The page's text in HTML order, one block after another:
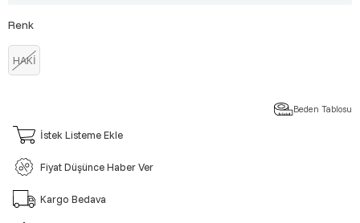
Renk
HAKİ
Beden Tablosu
İstek Listeme Ekle
Fiyat Düşünce Haber Ver
Kargo Bedava